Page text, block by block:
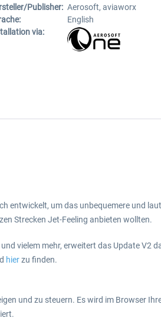
Publisher: Aerosoft, aviaworx
English
via:
entwickelt, um das unbequemere und
Strecken Jet-Feeling anbieten wollten.
vielem mehr, erweitert das Update V2
hierzu finden.
und zu steuern. Es wird im Browser